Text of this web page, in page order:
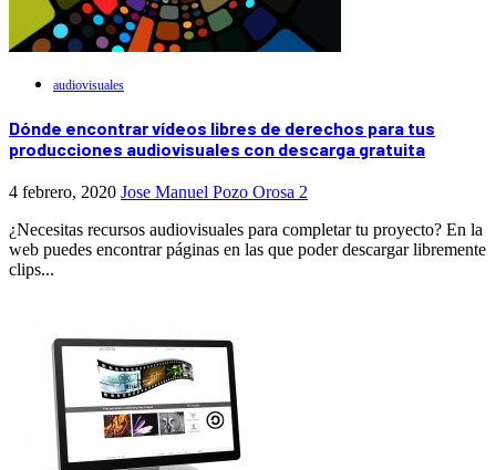
audiovisuales
Dónde encontrar vídeos libres de derechos para tus
producciones audiovisuales con descarga gratuita
4 febrero, 2020 Jose Manuel Pozo Orosa 2
¿Necesitas recursos audiovisuales para completar tu proyecto? En la
web puedes encontrar páginas en las que poder descargar libremente
clips...